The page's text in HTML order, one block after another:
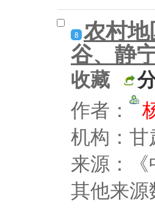
8 农村
谷、静
收藏
作者：
机构：
来源：
其他来